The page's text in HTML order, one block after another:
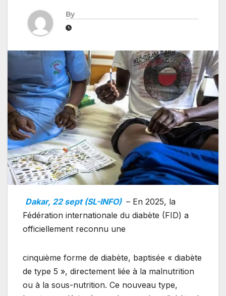
By
Dakar, 22 sept (SL-INFO) – En 2025, la
Fédération internationale du diabète (FID) a
officiellement reconnu une
cinquième forme de diabète, baptisée « diabète
de type 5 », directement liée à la malnutrition
ou à la sous-nutrition. Ce nouveau type,